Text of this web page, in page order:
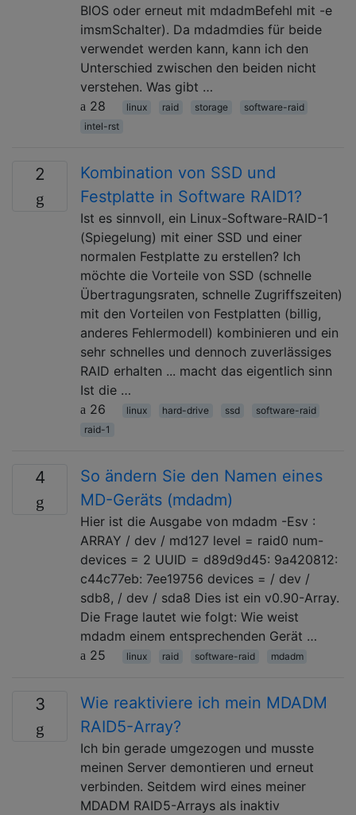
BIOS oder erneut mit mdadmBefehl mit -e
imsmSchalter). Da mdadmdies für beide
verwendet werden kann, kann ich den
Unterschied zwischen den beiden nicht
verstehen. Was gibt …
28
linux raid storage
software-raid
intel-rst
2
Kombination von SSD und
Festplatte in Software RAID1?
Ist es sinnvoll, ein Linux-Software-RAID-1
(Spiegelung) mit einer SSD und einer
normalen Festplatte zu erstellen? Ich
möchte die Vorteile von SSD (schnelle
Übertragungsraten, schnelle Zugriffszeiten)
mit den Vorteilen von Festplatten (billig,
anderes Fehlermodell) kombinieren und ein
sehr schnelles und dennoch zuverlässiges
RAID erhalten ... macht das eigentlich sinn
Ist die …
26
linux hard-drive ssd
software-raid
raid-1
4
So ändern Sie den Namen eines
MD-Geräts (mdadm)
Hier ist die Ausgabe von mdadm -Esv :
ARRAY / dev / md127 level = raid0 num-
devices = 2 UUID = d89d9d45: 9a420812:
c44c77eb: 7ee19756 devices = / dev /
sdb8, / dev / sda8 Dies ist ein v0.90-Array.
Die Frage lautet wie folgt: Wie weist
mdadm einem entsprechenden Gerät …
25
linux raid software-raid mdadm
3
Wie reaktiviere ich mein MDADM
RAID5-Array?
Ich bin gerade umgezogen und musste
meinen Server demontieren und erneut
verbinden. Seitdem wird eines meiner
MDADM RAID5-Arrays als inaktiv